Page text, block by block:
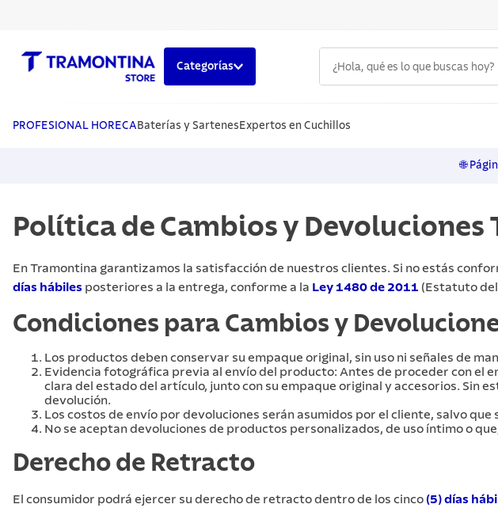
Categorías
PROFESIONAL HORECA Baterías y Sartenes Expertos en Cuchillos
🌐
Política de Cambios y
En Tramontina garantizamos la satisfacción de nuestros clientes. Si no estás
días hábiles posteriores a la entrega, conforme a la Ley 1480 de 2011 (Estatuto
Condiciones para Cambios y
Los productos deben conservar su empaque original, sin uso ni señales de
Evidencia fotográfica previa al envío del producto: Antes de proceder con el
clara del estado del artículo, junto con su empaque original y accesorios. Sin
devolución.
Los costos de envío por devoluciones serán asumidos por el cliente, salvo
No se aceptan devoluciones de productos personalizados, de uso íntimo o
Derecho de Retracto
El consumidor podrá ejercer su derecho de retracto dentro de los cinco (5) días
1.
cuchillos
5. ollas